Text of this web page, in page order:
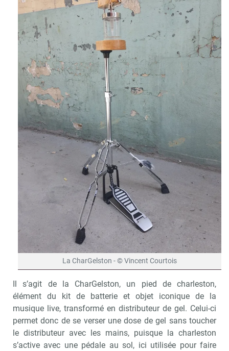
La CharGelston - © Vincent Courtois
Il s’agit de la CharGelston, un pied de charleston,
élément du kit de batterie et objet iconique de la
musique live, transformé en distributeur de gel. Celui-ci
permet donc de se verser une dose de gel sans toucher
le distributeur avec les mains, puisque la charleston
s’active avec une pédale au sol, ici utilisée pour faire